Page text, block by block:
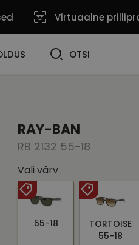
Virtuaalne
OTSI
RAY-BAN
RB 2132 55-18
Vali värv
55-18
TORTOISE
55-18